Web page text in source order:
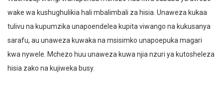
wake wa kushughulikia hali mbalimbali za hisia. Unaweza kukaa
tulivu na kupumzika unapoendelea kupita viwango na kukusanya
sarafu, au unaweza kuwaka na msisimko unapoepuka magari
kwa nywele. Mchezo huu unaweza kuwa njia nzuri ya kutosheleza
hisia zako na kujiweka busy.